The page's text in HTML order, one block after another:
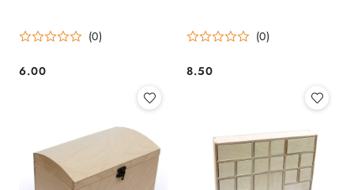
(0)
Cena:
6.00
(0)
Cena:
8.50